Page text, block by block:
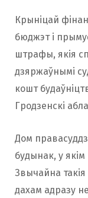
Крыніцай
бюджэт і
штрафы, якія
дзяржаўнымі
кошт
Гродзенскі
Дом
будынак, у
Звычайна
дахам адразу